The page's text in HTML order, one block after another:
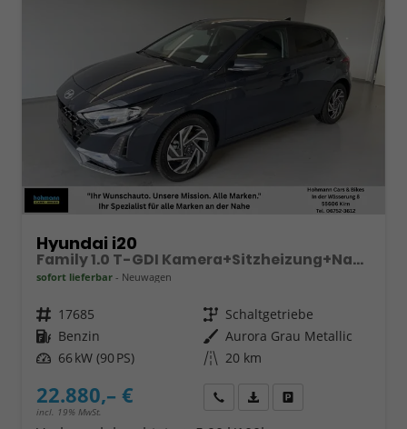
Hyundai i20
Family 1.0 T-GDI Kamera+Sitzheizung+Navi+Alu16+PDC+App-Connect
sofort lieferbar Neuwagen
Fahrzeugnr. 17685 Getriebe Schaltgetriebe
Kraftstoff Benzin Außenfarbe Aurora Grau Metallic
Leistung 66 kW (90 PS) Kilometerstand 20 km
22.880,– €
incl. 19% MwSt.
Wir rufen Sie anFahrzeugexposé (PDF)